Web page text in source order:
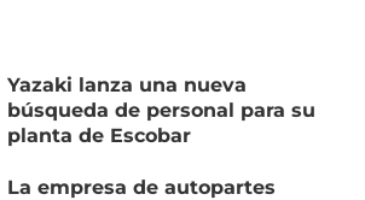
Yazaki lanza una nueva
búsqueda de personal para su
planta de Escobar
La empresa de autopartes